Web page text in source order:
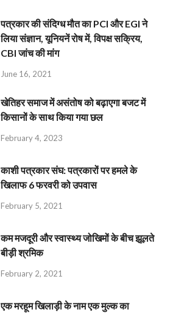
पत्रकार की संदिग्ध मौत का PCI और EGI ने
लिया संज्ञान, यूनियनें रोष में, विपक्ष सक्रिय,
CBI जांच की मांग
June 16, 2021
खेतिहर समाज में असंतोष को बढ़ाएगा बजट में
किसानों के साथ किया गया छल
February 4, 2023
काशी पत्रकार संघ: पत्रकारों पर हमले के
खिलाफ 6 फरवरी को उपवास
February 5, 2021
कम मजदूरी और स्वास्थ्य जोखिमों के बीच झूलते
बीड़ी श्रमिक
February 2, 2021
एक मरहूम खिलाड़ी के नाम एक मुल्क का